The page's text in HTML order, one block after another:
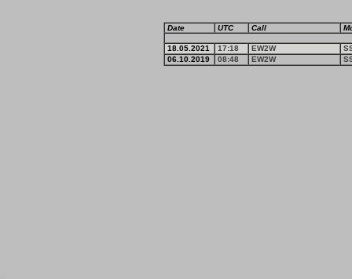
Date UTC Call
18.05.2021 17:18 EW2W
06.10.2019
08:48 EW2W